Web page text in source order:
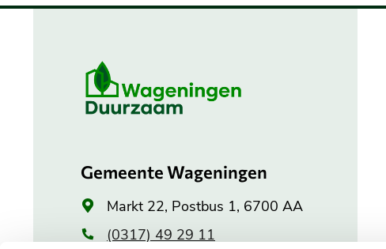
Belangrijke
informatie
Gemeente Wageningen
Algemeen
adres
Markt 22, Postbus 1, 6700 AA
(0317) 49 29 11